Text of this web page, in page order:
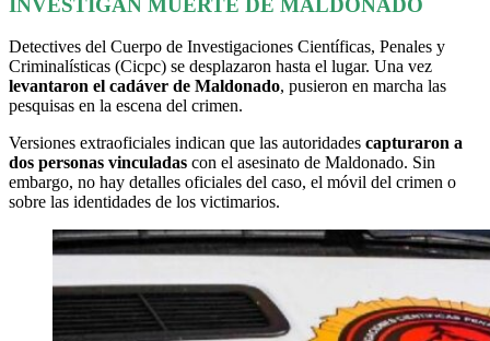
Detectives del Cuerpo de Investigaciones Científicas, Penales y
Criminalísticas (Cicpc) se desplazaron hasta el lugar. Una vez
levantaron el cadáver de Maldonado, pusieron en marcha las
pesquisas en la escena del crimen.
Versiones extraoficiales indican que las autoridades capturaron a
dos personas vinculadas con el asesinato de Maldonado. Sin
embargo, no hay detalles oficiales del caso, el móvil del crimen o
sobre las identidades de los victimarios.